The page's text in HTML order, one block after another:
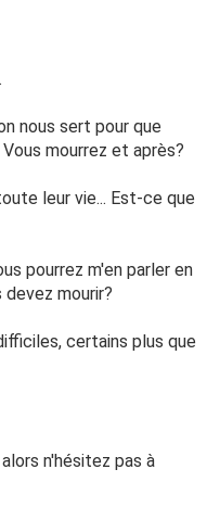
nous sert pour que
mourrez et après?
leur vie... Est-ce que
pourrez m'en parler en
mourir?
certains plus que
n'hésitez pas à